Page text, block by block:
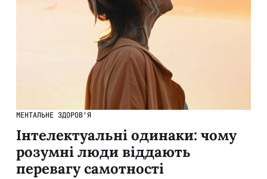
МЕНТАЛЬНЕ ЗДОРОВ'Я
Інтелектуальні одинаки: чому
розумні люди віддають
перевагу самотності